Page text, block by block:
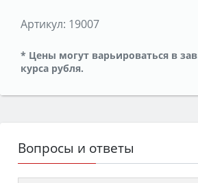
Артикул: 19007
* Цены могут варьироваться в
курса рубля.
Вопросы и ответы